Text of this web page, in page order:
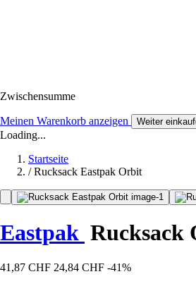
Zwischensumme
Meinen Warenkorb anzeigen Weiter
Loading...
Startseite
/ Rucksack Eastpak Orbit
Eastpak Rucksack
41,87 CHF 24,84 CHF -41%